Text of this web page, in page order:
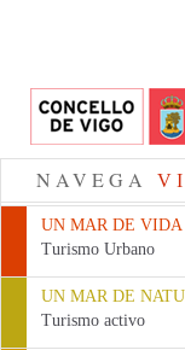
NAVEGA
UN MAR DE VIDA
Turismo Urbano
UN MAR DE
Turismo activo